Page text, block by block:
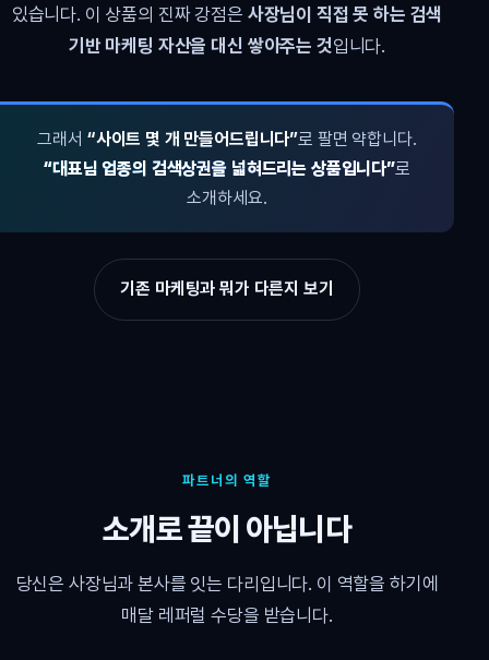
있습니다. 이 상품의 진짜 강점은 사장님이 직접 못 하는 검색
기반 마케팅 자산을 대신 쌓아주는 것입니다.
그래서 “사이트 몇 개 만들어드립니다”로 팔면 약합니다.
“대표님 업종의 검색상권을 넓혀드리는 상품입니다”로
소개하세요.
기존 마케팅과 뭐가 다른지 보기
파트너의 역할
소개로 끝이 아닙니다
당신은 사장님과 본사를 잇는 다리입니다. 이 역할을 하기에
매달 레퍼럴 수당을 받습니다.